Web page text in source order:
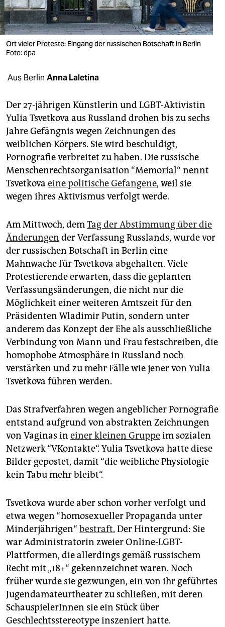
verlag
verlag
veranstaltungen
shop
unterstützen
abo
genossenschaft
epaper login
Ort vieler Proteste: Eingang der russischen Botschaft in Berlin
Foto: dpa
Aus Berlin Anna Laletina
Der 27-jährigen Künstlerin und LGBT-Aktivistin
Yulia Tsvetkova aus Russland drohen bis zu sechs
Jahre Gefängnis wegen Zeichnungen des
weiblichen Körpers. Sie wird beschuldigt,
Pornografie verbreitet zu haben. Die russische
Menschenrechtsorganisation “Memorial“ nennt
Tsvetkova eine politische Gefangene, weil sie
wegen ihres Aktivismus verfolgt werde.
Am Mittwoch, demTag der Abstimmung über die
Änderungen der Verfassung Russlands, wurde vor
der russischen Botschaft in Berlin eine
Mahnwache für Tsvetkova abgehalten. Viele
Protestierende erwarten, dass die geplanten
Verfassungsänderungen, die nicht nur die
Möglichkeit einer weiteren Amtszeit für den
Präsidenten Wladimir Putin, sondern unter
anderem das Konzept der Ehe als ausschließliche
Verbindung von Mann und Frau festschreiben, die
homophobe Atmosphäre in Russland noch
verstärken und zu mehr Fälle wie jener von Yulia
Tsvetkova führen werden.
Das Strafverfahren wegen angeblicher Pornografie
entstand aufgrund von abstrakten Zeichnungen
von Vaginas in einer kleinen Gruppeim sozialen
Netzwerk “VKontakte“. Yulia Tsvetkova hatte diese
Bilder gepostet, damit “die weibliche Physiologie
kein Tabu mehr bleibt“.
Tsvetkova wurde aber schon vorher verfolgt und
etwa wegen “homosexueller Propaganda unter
Minderjährigen“ bestraft. Der Hintergrund: Sie
war Administratorin zweier Online-LGBT-
Plattformen, die allerdings gemäß russischem
Recht mit „18+“ gekennzeichnet waren. Noch
früher wurde sie gezwungen, ein von ihr geführtes
Jugendamateurtheater zu schließen, mit deren
SchauspielerInnen sie ein Stück über
Geschlechtsstereotype inszeniert hatte.